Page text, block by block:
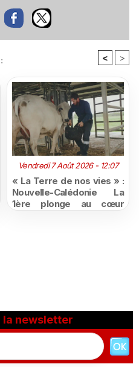
< >
Vendredi 7 Août 2026 - 12:07
« La Terre de nos vies » :
Nouvelle-Calédonie La
1ère plonge au cœur
la newsletter